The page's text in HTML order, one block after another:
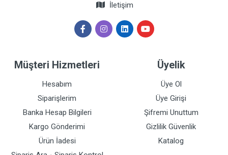
İletişim
Müşteri Hizmetleri
Hesabım
Siparişlerim
Banka Hesap Bilgileri
Kargo Gönderimi
Ürün İadesi
Üyelik
Üye Ol
Üye Girişi
Şifremi Unuttum
Gizlilik Güvenlik
Katalog